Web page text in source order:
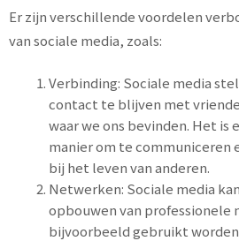
Er zijn verschillende voordelen
van sociale media, zoals:
Verbinding: Sociale media
contact te blijven met
waar we ons bevinden. Het is
manier om te
bij het leven van anderen.
Netwerken: Sociale media
opbouwen van professionele
bijvoorbeeld gebruikt